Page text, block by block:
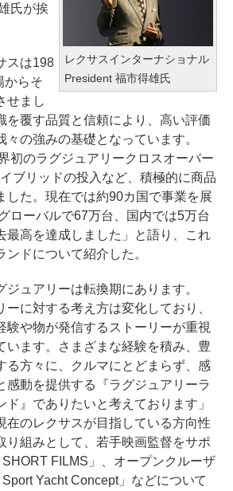
レクサスインターナショナル
President 福市得雄氏
氏が挨
スは198
からそ
せまし
を覆す品質と信頼により、高い評価
々の強みの基礎となっています。
初のラグジュアリークロスオーバー
ブリッドの投入など、積極的に商品
した。現在では約90カ国で事業を展
ローバルで67万台、国内では5万台
最高を達成しました」と語り、これ
ンドについて紹介した。
ュアリーは転換期にあります。
ーに対する考え方は変化しており、
験や物が発信するストーリーが重視
います。さまざまな経験を積み、豊
る方々に、クルマにとどまらず、感
感動を提供する『ラグジュアリーラ
ド』でありたいと考えております」
在のレクサスが目指している方向性
り組みとして、若手映画監督をサポ
FILMS」、オープンクルーザ
Yacht Concept」などについて